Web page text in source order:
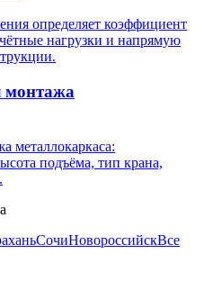
определяет коэффициент
нагрузки и напрямую
монтажа
металлокаркаса:
подъёма, тип крана,
СочиНовороссийскВсе